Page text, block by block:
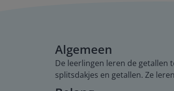
Algemeen
De leerlingen leren de getallen
splitsdakjes en getallen. Ze